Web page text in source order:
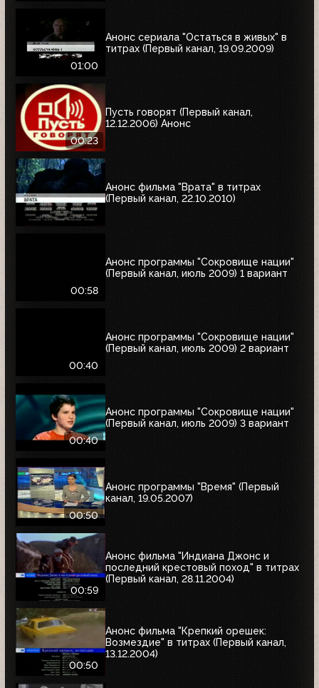
01:00
Анонс сериала "Остаться в живых" в
титрах (Первый канал, 19.09.2009)
00:23
Пусть говорят (Первый канал,
12.12.2006) Анонс
Анонс фильма "Врата" в титрах
(Первый канал, 22.10.2010)
00:58
Анонс программы "Сокровище нации"
(Первый канал, июль 2009) 1 вариант
00:40
Анонс программы "Сокровище нации"
(Первый канал, июль 2009) 2 вариант
00:40
Анонс программы "Сокровище нации"
(Первый канал, июль 2009) 3 вариант
00:50
Анонс программы "Время" (Первый
канал, 19.05.2007)
00:59
Анонс фильма "Индиана Джонс и
последний крестовый поход" в титрах
(Первый канал, 28.11.2004)
00:50
Анонс фильма "Крепкий орешек:
Возмездие" в титрах (Первый канал,
13.12.2004)